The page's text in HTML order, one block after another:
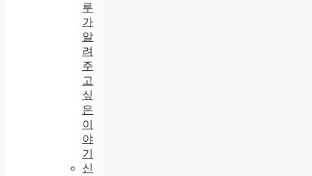
루
가
알
려
주
고
싶
은
이
야
기
신